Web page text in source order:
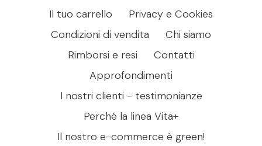
Il tuo carrello
Privacy e Cookies
Condizioni di vendita
Chi siamo
Rimborsi e resi
Contatti
Approfondimenti
I nostri clienti - testimonianze
Perché la linea Vita+
Il nostro e-commerce è green!